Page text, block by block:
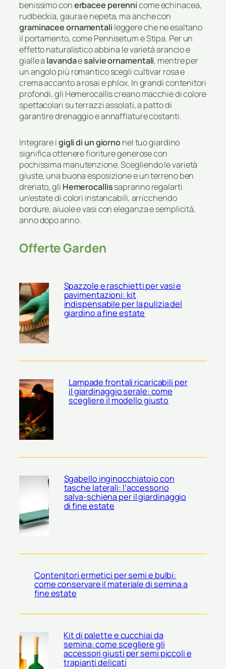
benissimo conerbacee perennicome echinacea,
rudbeckia, gaura e nepeta, ma anche con
graminacee ornamentali leggere che ne esaltano
il portamento, come Pennisetum e Stipa. Per un
effetto naturalistico abbina le varietà arancio e
gialle a lavandaesalvie ornamentali, mentre per
un angolo più romantico scegli cultivar rosa e
crema accanto a rosai e phlox. In grandi contenitori
profondi, gli Hemerocallis creano macchie di colore
spettacolari su terrazzi assolati, a patto di
garantire drenaggio e annaffiature costanti.
Integrare igigli di un giornonel tuo giardino
significa ottenere fioriture generose con
pochissima manutenzione. Scegliendo le varietà
giuste, una buona esposizione e un terreno ben
drenato, gli Hemerocallissapranno regalarti
un’estate di colori instancabili, arricchendo
bordure, aiuole e vasi con eleganza e semplicità,
anno dopo anno.
Offerte Garden
Spazzole e raschietti per vasi e
pavimentazioni: kit
indispensabile per la pulizia del
giardino a fine estate
Lampade frontali ricaricabili per
il giardinaggio serale: come
scegliere il modello giusto
Sgabello inginocchiatoio con
tasche laterali: l’accessorio
salva-schiena per il giardinaggio
di fine estate
Contenitori ermetici per semi e bulbi:
come conservare il materiale di semina a
fine estate
Kit di palette e cucchiai da
semina: come scegliere gli
accessori giusti per semi piccoli e
trapianti delicati